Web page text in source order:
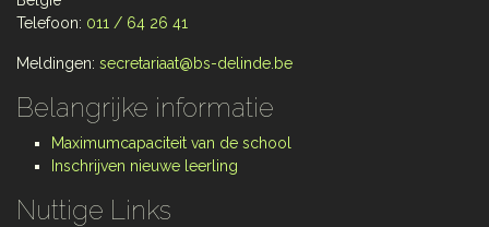
Telefoon: 011 / 64 26 41
Meldingen: secretariaat@bs-delinde.be
Belangrijke informatie
Maximumcapaciteit van de school
Inschrijven nieuwe leerling
Nuttige Links